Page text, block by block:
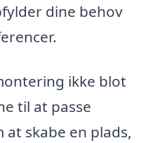
dine behov
ikke blot
til at passe
at skabe en plads,